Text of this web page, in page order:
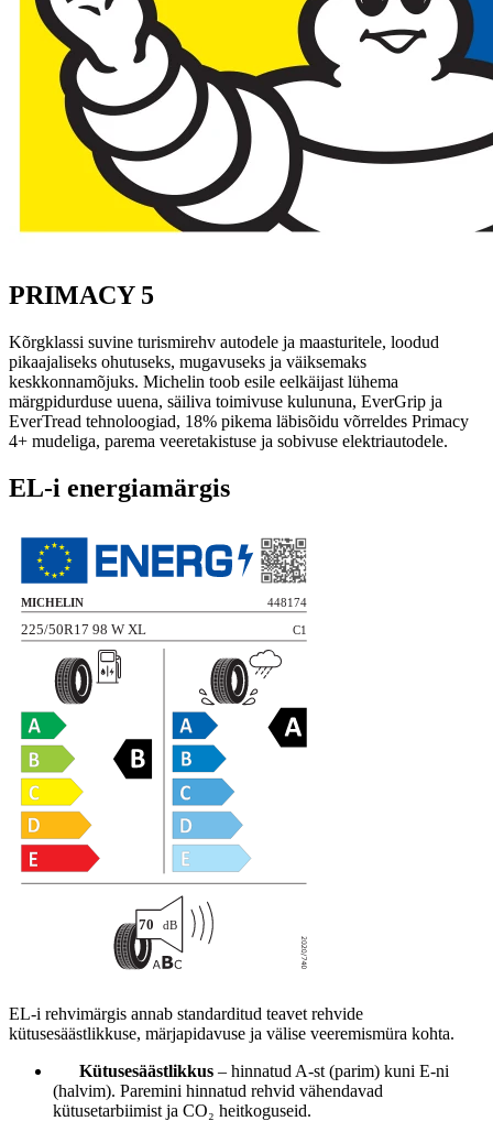
PRIMACY 5
Kõrgklassi suvine turismirehv autodele ja maasturitele, loodud
pikaajaliseks ohutuseks, mugavuseks ja väiksemaks
keskkonnamõjuks. Michelin toob esile eelkäijast lühema
märgpidurduse uuena, säiliva toimivuse kulununa, EverGrip ja
EverTread tehnoloogiad, 18% pikema läbisõidu võrreldes Primacy
4+ mudeliga, parema veeretakistuse ja sobivuse elektriautodele.
EL-i energiamärgis
EL-i rehvimärgis annab standarditud teavet rehvide
kütusesäästlikkuse, märjapidavuse ja välise veeremismüra kohta.
Kütusesäästlikkus – hinnatud A-st (parim) kuni E-ni
(halvim). Paremini hinnatud rehvid vähendavad
kütusetarbiimist ja CO₂ heitkoguseid.